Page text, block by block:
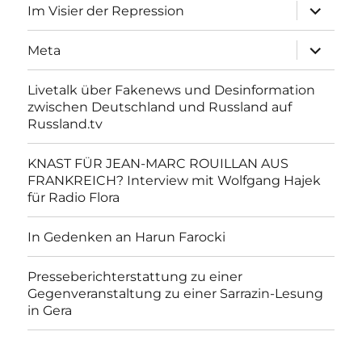
Im Visier der Repression
anzeigen
Meta
anzeigen
Livetalk über Fakenews und Desinformation
zwischen Deutschland und Russland auf
Russland.tv
KNAST FÜR JEAN-MARC ROUILLAN AUS
FRANKREICH? Interview mit Wolfgang Hajek
für Radio Flora
In Gedenken an Harun Farocki
Presseberichterstattung zu einer
Gegenveranstaltung zu einer Sarrazin-Lesung
in Gera